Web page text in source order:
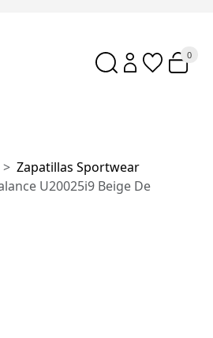
0
Zapatillas Sportwear
U20025i9 Beige De